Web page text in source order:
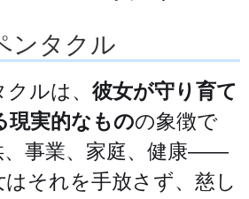
ンタクル
ルは、 彼女が守り育て
現実的なものの象徴で
、事業、家庭、健康——
それを手放さず、慈し